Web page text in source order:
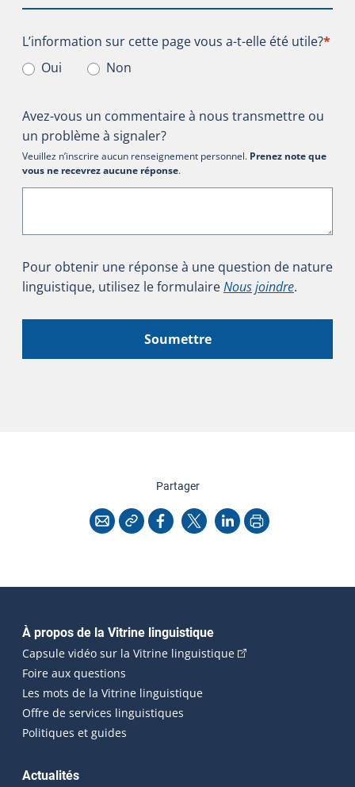
L’information sur cette page vous a-t-elle été utile?
L’information sur cette page vous a-t-elle été utile?*
Oui
Non
Avez-vous un commentaire à nous transmettre ou
un problème à signaler?
Veuillez n’inscrire aucun renseignement personnel. Prenez note que
vous ne recevrez aucune réponse.
Pour obtenir une réponse à une question de nature
linguistique, utilisez le formulaireNous joindre.
Soumettre
Partagercette page
CourrielCopier l'adresse
Facebook
X LinkedInImprimer
Navigation principale
À propos de la Vitrine linguistique
Capsule vidéo sur la Vitrine linguistique(Cet hyperlien
Foire aux questions
Les mots de la Vitrine linguistique
Offre de services linguistiques
Politiques et guides
Actualités